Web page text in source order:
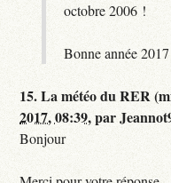
octobre 2006 !
Bonne année 2017
15.La météo du RER
2017, 08:39,par
Bonjour